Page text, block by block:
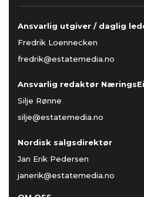
Ansvarlig utgiver / daglig
Fredrik Loennecken
fredrik@estatemedia.no
Ansvarlig redaktør
Silje Rønne
silje@estatemedia.no
Nordisk salgsdirektør
Jan Erik Pedersen
janerik@estatemedia.no